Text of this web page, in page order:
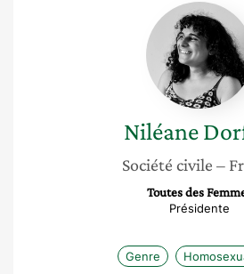
Niléane
Niléane
Société civile –
Toutes des
Présidente
Genre